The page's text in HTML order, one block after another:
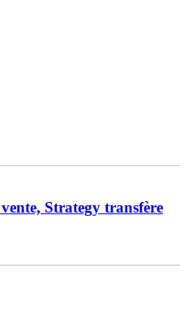
Strategy transfère